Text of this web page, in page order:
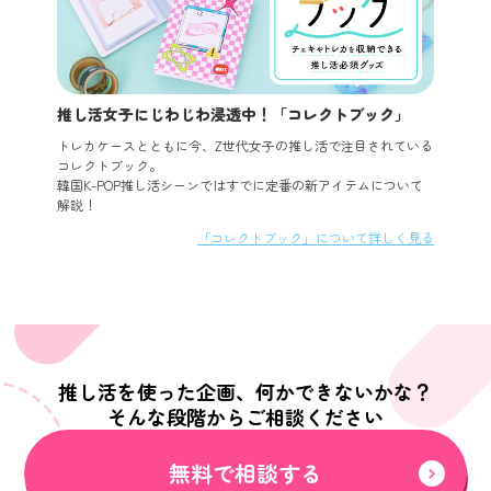
推し活女子にじわじわ浸透中！「コレクトブック」
トレカケースとともに今、Z世代女子の推し活で注目されている
コレクトブック。
韓国K-POP推し活シーンではすでに定番の新アイテムについて
解説！
「コレクトブック」について詳しく見る
推し活を使った企画、何かできないかな？
そんな段階からご相談ください
無料で相談する